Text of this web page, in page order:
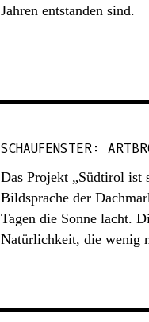
Jahren entstanden sind.
SCHAUFENSTER:
Das Projekt „Südtirol ist
Bildsprache der
Tagen die Sonne lacht.
Natürlichkeit, die wenig